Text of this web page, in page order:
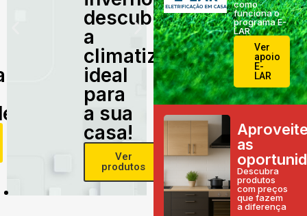
descubra
a
climatização
ideal
para
a sua
casa!
Ver
produtos
como
funciona o
programa E-
LAR
Ver
apoio
E-
LAR
as
Descubra
produtos
com preços
que fazem
a diferença